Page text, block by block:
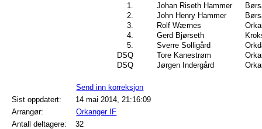
1.
Johan Riseth Hammer
2.
John Henry Hammer
3.
Rolf Wærnes
4.
Gerd Bjørseth
5.
Sverre Solligård
DSQ
Tore Kanestrøm
DSQ
Jørgen Indergård
Send inn korreksjon
Sist oppdatert:
14 mai 2014, 21:16:09
Arrangør:
Orkanger IF
Antall deltagere:
32